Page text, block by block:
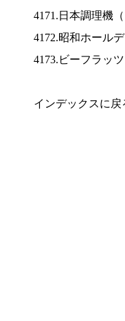
4171.日本調理機（
4172.昭和ホール
4173.ビーフラッ
インデックスに戻